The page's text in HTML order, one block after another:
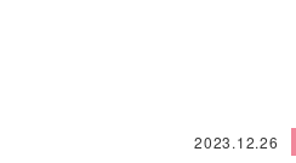
2023.12.26